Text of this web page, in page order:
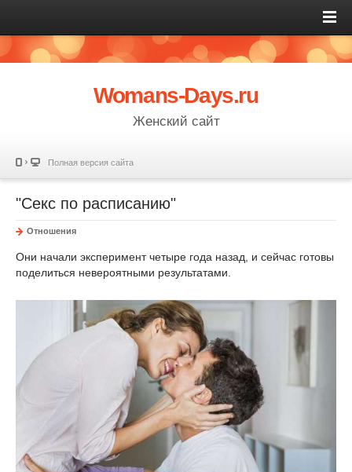
Womans-Days.ru
Женский сайт
Полная версия сайта
"Секс по расписанию"
Отношения
Они начали эксперимент четыре года назад, и сейчас готовы
поделиться невероятными результатами.